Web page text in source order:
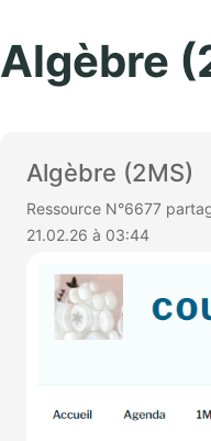
Algèbre
Algèbre (2MS)
Ressource N°6677
21.02.26 à 03:44